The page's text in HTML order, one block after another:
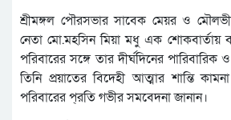
শ্রীমঙ্গল পৌরসভার সাবেক মেয়র ও
নেতা মো.মহসিন মিয়া মধু এক শোকবার্তায়
পরিবারের সঙ্গে তার দীর্ঘদিনের পারিবারিক
তিনি প্রয়াতের বিদেহী আত্মার শান্তি
পরিবারের প্রতি গভীর সমবেদনা জানান।